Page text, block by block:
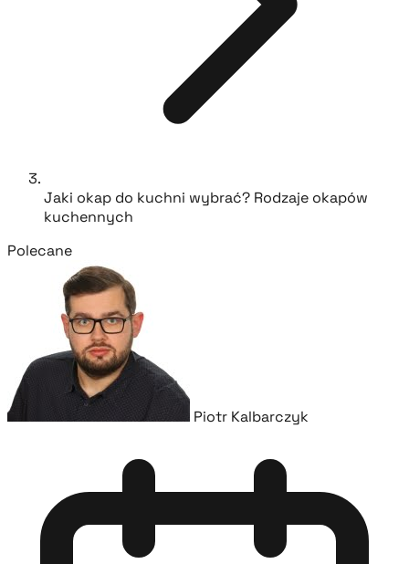
Jaki okap do kuchni wybrać? Rodzaje okapów
kuchennych
Polecane
Piotr Kalbarczyk